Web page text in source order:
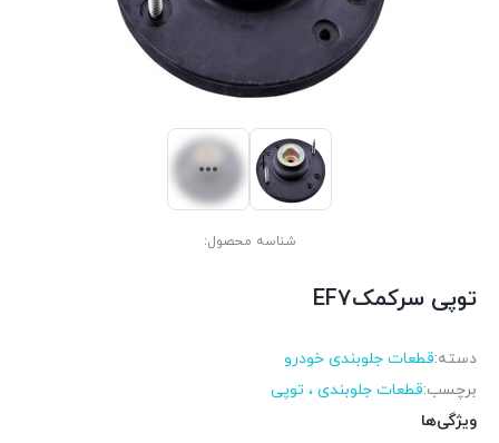
شناسه محصول:
توپی سرکمکEF7
دسته:قطعات جلوبندی خودرو
برچسب:قطعات جلوبندی ، توپی
ویژگی‌ها